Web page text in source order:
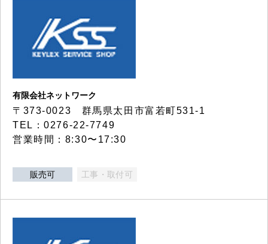
有限会社ネットワーク
〒373-0023 群馬県太田市富若町531-1
TEL：0276-22-7749
営業時間：8:30〜17:30
販売可 工事・取付可